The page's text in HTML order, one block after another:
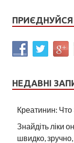
НЕДАВНІ
Креатинин:
Знайдіть ліки
швидко,